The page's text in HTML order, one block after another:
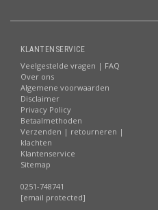
KLANTENSERVICE
Veelgestelde vragen | FAQ
Over ons
Algemene voorwaarden
Disclaimer
Privacy Policy
Betaalmethoden
Verzenden | retourneren |
klachten
Klantenservice
Sitemap
0251-748741
[email protected]